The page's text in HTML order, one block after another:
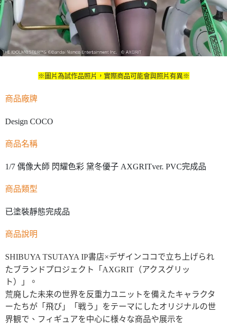
※圖片為試作品照片，實際商品可能會與照片有異※
商品廠牌
Design COCO
商品名稱
1/7 偶像大師 閃耀色彩 黛冬優子 AXGRITver. PVC完成品
商品類型
已塗裝靜態完成品
商品說明
SHIBUYA TSUTAYA IP書店×デザインココで立ち上げられ
たブランドプロジェクト「AXGRIT（アクスグリッ
ト）」。
荒廃した未来の世界を反重力ユニットを備えたキャラクタ
ーたちが「飛び」「戦う」をテーマにしたオリジナルの世
界観で、フィギュアを中心に様々な商品や展示を